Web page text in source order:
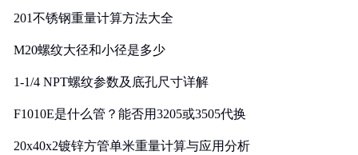
201不锈钢重量计算方法大全
M20螺纹大径和小径是多少
1-1/4 NPT螺纹参数及底孔尺寸详解
F1010E是什么管？能否用3205或3505代换
20x40x2镀锌方管单米重量计算与应用分析